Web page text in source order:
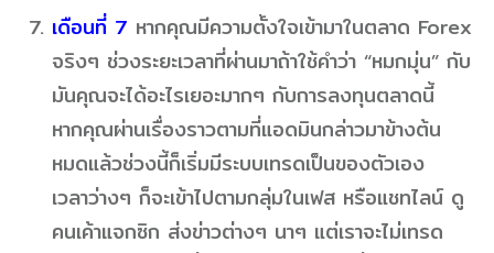
เดือนที่ 7 หากคุณมีความตั้งใจเข้ามาในตลาด Forex
จริงๆ ช่วงระยะเวลาที่ผ่านมาถ้าใช้คำว่า “หมกมุ่น” กับ
มันคุณจะได้อะไรเยอะมากๆ กับการลงทุนตลาดนี้
หากคุณผ่านเรื่องราวตามที่แอดมินกล่าวมาข้างต้น
หมดแล้วช่วงนี้ก็เริ่มมีระบบเทรดเป็นของตัวเอง
เวลาว่างๆ ก็จะเข้าไปตามกลุ่มในเฟส หรือแชทไลน์ ดู
คนเค้าแจกซิก ส่งข่าวต่างๆ นาๆ แต่เราจะไม่เทรด